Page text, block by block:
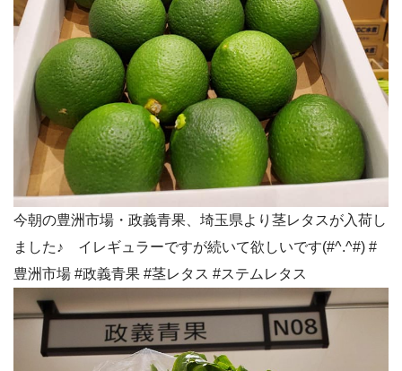
今朝の豊洲市場・政義青果、埼玉県より茎レタスが入荷し
ました♪ イレギュラーですが続いて欲しいです(#^.^#) #
豊洲市場 #政義青果 #茎レタス #ステムレタス